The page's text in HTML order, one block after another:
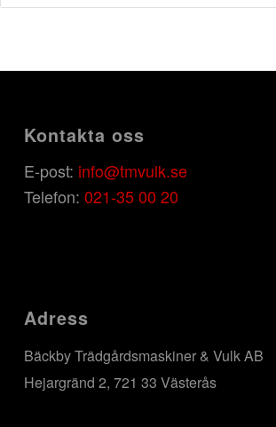
Kontakta oss
E-post: info@tmvulk.se
Telefon: 021-35 00 20
Adress
Bäckby Trädgårdsmaskiner & Vulk AB
Hejargränd 2, 721 33 Västerås